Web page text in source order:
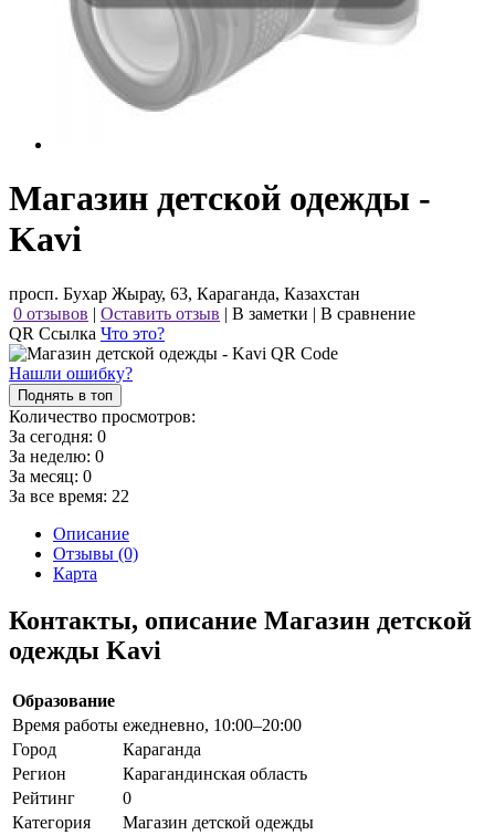
Магазин детской одежды -
Kavi
просп. Бухар Жырау, 63, Караганда, Казахстан
0 отзывов | Оставить отзыв | В заметки | В сравнение
QR Ссылка Что это?
Нашли ошибку?
Поднять в топ
Количество просмотров:
За сегодня: 0
За неделю: 0
За месяц: 0
За все время: 22
Описание
Отзывы (0)
Карта
Контакты, описание Магазин детской
одежды Kavi
Образование
Время работы ежедневно, 10:00–20:00
Город
Караганда
Регион
Карагандинская область
Рейтинг
0
Категория
Магазин детской одежды